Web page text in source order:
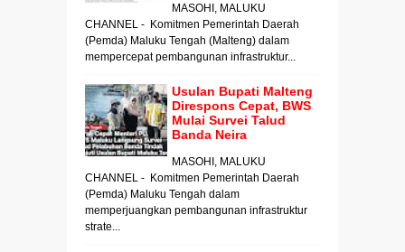
MASOHI, MALUKU
CHANNEL - Komitmen Pemerintah Daerah
(Pemda) Maluku Tengah (Malteng) dalam
mempercepat pembangunan infrastruktur...
Usulan Bupati Malteng
Direspons Cepat, BWS
Mulai Survei Talud
Banda Neira
MASOHI, MALUKU
CHANNEL - Komitmen Pemerintah Daerah
(Pemda) Maluku Tengah dalam
memperjuangkan pembangunan infrastruktur
strate...